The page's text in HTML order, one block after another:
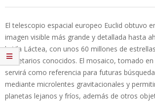
El telescopio espacial europeo Euclid obtuvo
imagen visible más grande y detallada hasta
la Vía Láctea, con unos 60 millones de
planetarios conocidos. El mosaico, tomado
servirá como referencia para futuras
mediante microlentes gravitacionales y
planetas lejanos y fríos, además de otros